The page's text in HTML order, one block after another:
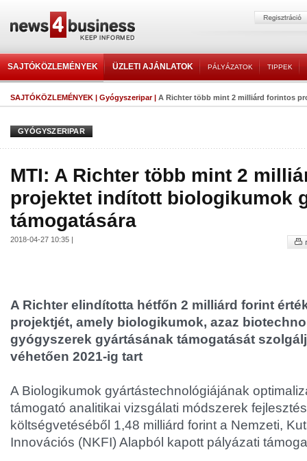
SAJTÓKÖZLEMÉNYEK ÜZLETI AJÁNLATOK PÁLYÁZATOK TIPPEK
SAJTÓKÖZLEMÉNYEK | Gyógyszeripar| A Richter több mint 2 milliárd forintos
GYÓGYSZERIPAR
MTI: A Richter több mint 2
projektet indított biologikumok
támogatására
2018-04-27 10:35 |
A Richter elindította hétfőn 2 milliárd forint
projektjét, amely biologikumok, azaz
gyógyszerek gyártásának támogatását
véhetően 2021-ig tart
A Biologikumok gyártástechnológiájának
támogató analitikai vizsgálati módszerek
költségvetéséből 1,48 milliárd forint a Nemzeti,
Innovációs (NKFI) Alapból kapott pályázati